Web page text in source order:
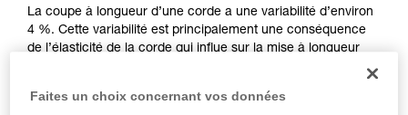
consulter. Vous devez avoir compris les
informations de la notice technique pour
pouvoir comprendre ce complément
Maîtriser ces techniques nécessite une
La coupe à longueur d’une corde a une variabilité d’environ
4 %. Cette variabilité est principalement une conséquence
de l’élasticité de la corde qui influe sur la mise à longueur
Faites un choix concernant vos données